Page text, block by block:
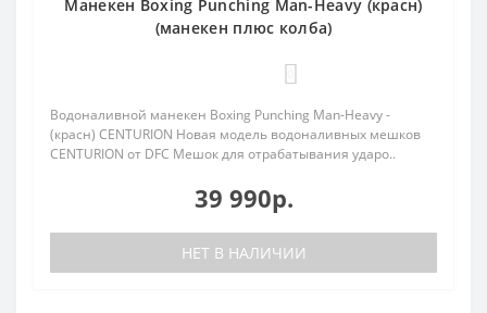
Манекен Boxing Punching Man-Heavy (красн)
(манекен плюс колба)
Водоналивной манекен Boxing Punching Man-Heavy -
(красн) CENTURION Новая модель водоналивных мешков
CENTURION от DFC Мешок для отрабатывания ударо..
39 990р.
НЕТ В НАЛИЧИИ